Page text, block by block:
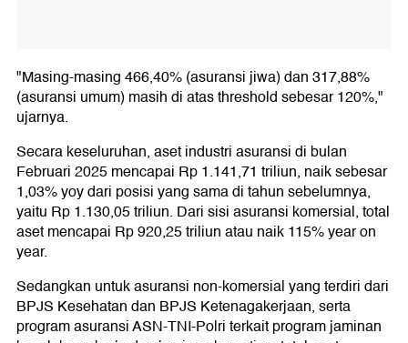
"Masing-masing 466,40% (asuransi jiwa) dan 317,88%
(asuransi umum) masih di atas threshold sebesar 120%,"
ujarnya.
Secara keseluruhan, aset industri asuransi di bulan
Februari 2025 mencapai Rp 1.141,71 triliun, naik sebesar
1,03% yoy dari posisi yang sama di tahun sebelumnya,
yaitu Rp 1.130,05 triliun. Dari sisi asuransi komersial, total
aset mencapai Rp 920,25 triliun atau naik 115% year on
year.
Sedangkan untuk asuransi non-komersial yang terdiri dari
BPJS Kesehatan dan BPJS Ketenagakerjaan, serta
program asuransi ASN-TNI-Polri terkait program jaminan